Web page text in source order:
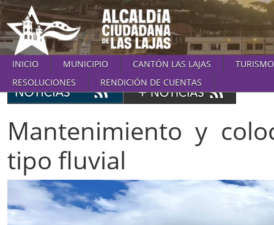
INICIO MUNICIPIO CANTÓN LAS LAJAS
TURISMO
RESOLUCIONES
RENDICIÓN DE CUENTAS
Mantenimiento y
tipo fluvial